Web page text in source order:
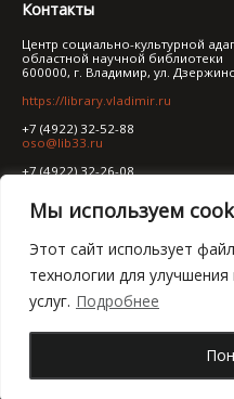
Мы используем
Этот сайт использует
технологии для
услуг. Подробнее
Контакты
Центр социально-культурной
областной научной библиотеки
600000, г. Владимир, ул.
https://library.vladimir.ru
+7 (4922) 32-52-88
oso@lib33.ru
+7 (4922) 32-26-08
Политика обработки
Правила обработки
Политика конфиденциальности
Все права защищены. ©
научная